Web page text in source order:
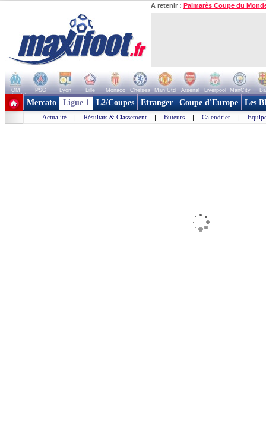
A retenir : Palmarès Coupe du
OM PSG Lyon Lille Monaco Chelsea Man Utd Arsenal Liverpool ManCity
+ de clubs
Mercato Ligue 1 L2/Coupes Etranger Coupe d'Europe Les
Actualité | Résultats & Classement | Buteurs | Calendrier |